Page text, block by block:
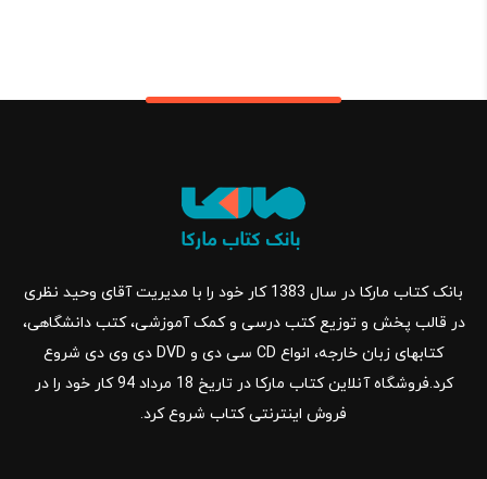
بانک کتاب مارکا در سال 1383 کار خود را با مدیریت آقای وحید نظری
در قالب پخش و توزیع کتب درسی و کمک آموزشی، کتب دانشگاهی،
کتابهای زبان خارجه، انواع CD سی دی و DVD دی وی دی شروع
کرد.فروشگاه آنلاین کتاب مارکا در تاریخ 18 مرداد 94 کار خود را در
فروش اینترنتی کتاب شروع کرد.